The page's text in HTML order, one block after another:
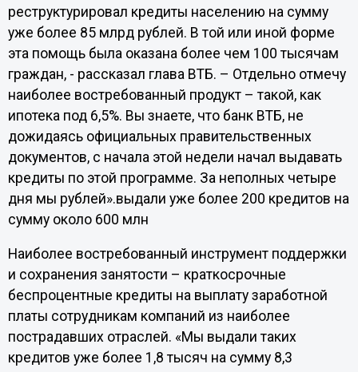
реструктурировал кредиты населению на сумму
уже более 85 млрд рублей. В той или иной форме
эта помощь была оказана более чем 100 тысячам
граждан, - рассказал глава ВТБ. – Отдельно отмечу
наиболее востребованный продукт – такой, как
ипотека под 6,5%. Вы знаете, что банк ВТБ, не
дожидаясь официальных правительственных
документов, с начала этой недели начал выдавать
кредиты по этой программе. За неполных четыре
дня мы рублей».выдали уже более 200 кредитов на
сумму около 600 млн
Наиболее востребованный инструмент поддержки
и сохранения занятости – краткосрочные
беспроцентные кредиты на выплату заработной
платы сотрудникам компаний из наиболее
пострадавших отраслей. «Мы выдали таких
кредитов уже более 1,8 тысяч на сумму 8,3